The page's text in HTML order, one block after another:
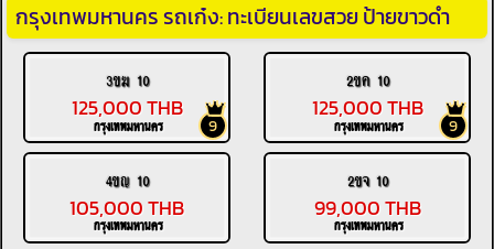
กรุงเทพมหานคร รถเก๋ง: ทะเบียนเลขสวย ป้ายขาวดำ
3ขฆ 10
9
125,000 THB
กรุงเทพมหานคร
2ขค 10
9
125,000 THB
กรุงเทพมหานคร
4ขญ 10
105,000 THB
กรุงเทพมหานคร
2ขจ 10
99,000 THB
กรุงเทพมหานคร